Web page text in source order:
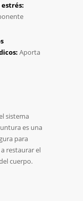
Aporta
sistema
es una
para
restaurar el
cuerpo.